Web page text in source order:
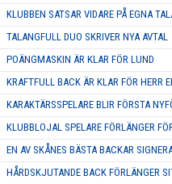
KLUBBEN SATSAR VIDARE PÅ EGNA
TALANGFULL DUO SKRIVER NYA AVTAL
POÄNGMASKIN ÄR KLAR FÖR LUND
KRAFTFULL BACK ÄR KLAR FÖR HERR
KARAKTÄRSSPELARE BLIR FÖRSTA
KLUBBLOJAL SPELARE FÖRLÄNGER
EN AV SKÅNES BÄSTA BACKAR
HÅRDSKJUTANDE BACK FÖRLÄNGER